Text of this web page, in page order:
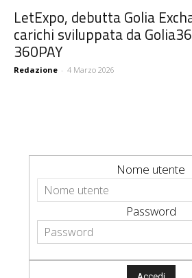
LetExpo, debutta Golia
carichi sviluppata da
360PAY
Redazione - 4 Marzo 2026
Nome utente
Password